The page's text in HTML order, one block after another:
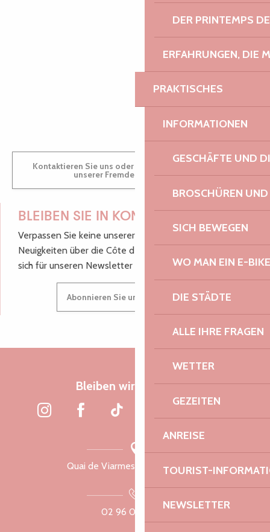
DER PRINTEMPS
ERFAHRUNGEN, DIE
PRAKTISCHES
INFORMATIONEN
GESCHÄFTE UND
BROSCHÜREN
SICH BEWEGEN
WO MAN EIN E-
DIE STÄDTE
ALLE IHRE FRAGEN
WETTER
GEZEITEN
ANREISE
TOURIST-
NEWSLETTER
Kontaktieren Sie uns oder besuchen Sie uns in einem
unserer Fremdenverkehrsbüros.
BLEIBEN SIE IN KONTAKT!
Verpassen Sie keine unserer guten Tipps und
Neuigkeiten über die Côte de Granit Rose, melden Sie
sich für unseren Newsletter an.
Abonnieren Sie unseren Newsletter
Bleiben wir verbunden
Quai de Viarmes, 22300 Lannion
02 96 05 60 70